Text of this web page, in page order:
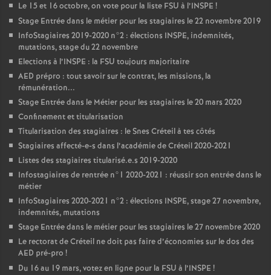
Le 15 et 16 octobre, on vote pour la liste FSU à l’INSPE !
Stage Entrée dans le métier pour les stagiaires le 22 novembre 2019
InfoStagiaires 2019-2020 n°2 : élections INSPE, indemnités,
mutations, stage du 22 novembre
Elections à l’INSPE : la FSU toujours majoritaire
AED prépro : tout savoir sur le contrat, les missions, la
rémunération...
Stage Entrée dans le Métier pour les stagiaires le 20 mars 2020
Confinement et titularisation
Titularisation des stagiaires : le Snes Créteil à tes côtés
Stagiaires affecté-e-s dans l’académie de Créteil 2020-2021
Listes des stagiaires titularisé.e.s 2019-2020
Infostagiaires de rentrée n°1 2020-2021 : réussir son entrée dans le
métier
InfoStagiaires 2020-2021 n°2 : élections INSPE, stage 27 novembre,
indemnités, mutations
Stage Entrée dans le métier pour les stagiaires le 27 novembre 2020
Le rectorat de Créteil ne doit pas faire d’économies sur le dos des
AED pré-pro !
Du 16 au 19 mars, votez en ligne pour la FSU à l’INSPE !